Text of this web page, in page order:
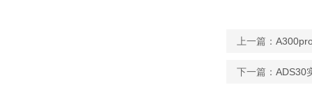
上一篇：
下一篇： ADS30